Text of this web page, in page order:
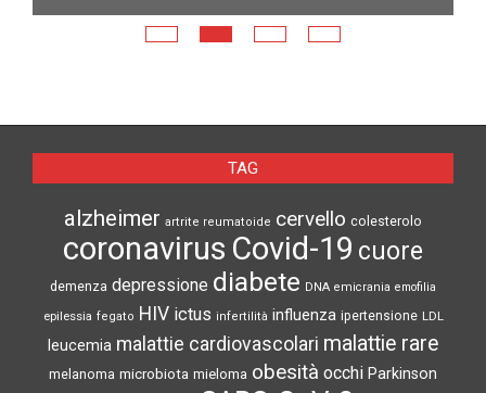
TAG
alzheimer artrite reumatoide cervello colesterolo
coronavirus Covid-19 cuore
demenza depressione diabete DNA emicrania emofilia
epilessia fegato HIV ictus infertilità influenza ipertensione LDL
leucemia malattie cardiovascolari malattie rare
melanoma microbiota mieloma obesità occhi Parkinson